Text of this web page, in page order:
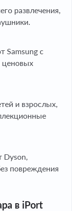
развлечения,
Samsung с
ценовых
и взрослых,
Dyson,
повреждения
в iPort